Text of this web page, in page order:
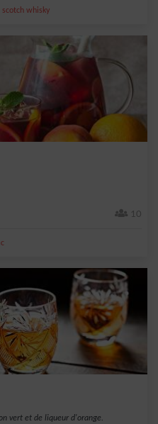
scotch whisky
10
vert et de liqueur d'orange.